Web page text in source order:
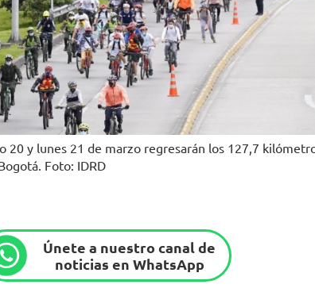
20 y lunes 21 de marzo regresarán los 127,7
Foto: IDRD
Únete a nuestro canal de
noticias en WhatsApp